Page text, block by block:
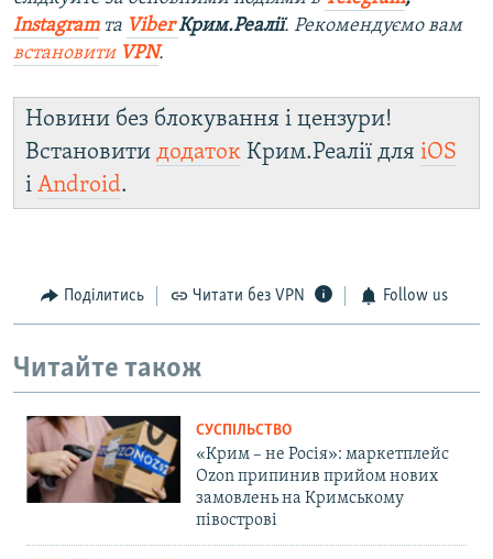
Instagramта ViberКрим.Реалії. Рекомендуємо вам
встановити VPN.
Новини без блокування і цензури!
Встановити додаток Крим.Реалії для iOS
і Android.
Поділитись Читати без VPN Follow us
Читайте також
СУСПІЛЬСТВО
«Крим – не Росія»: маркетплейс
Ozon припинив прийом нових
замовлень на Кримському
півострові